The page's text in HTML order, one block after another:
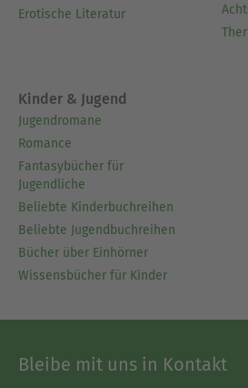
Erotische Literatur
Kinder & Jugend
Jugendromane
Romance
Fantasybücher für
Jugendliche
Beliebte Kinderbuchreihen
Beliebte Jugendbuchreihen
Bücher über Einhörner
Wissensbücher für Kinder
Bleibe mit uns in Kontakt